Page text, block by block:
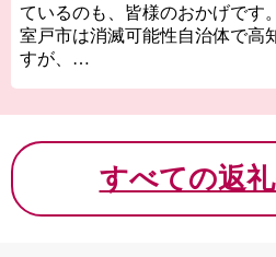
ているのも、皆様のおかげです。
室戸市は消滅可能性自治体で高
すが、
また、室戸市は皆様のご意見を
と考えていますので、
ぜひ貴重なご意見をお寄せくだ
すべての返